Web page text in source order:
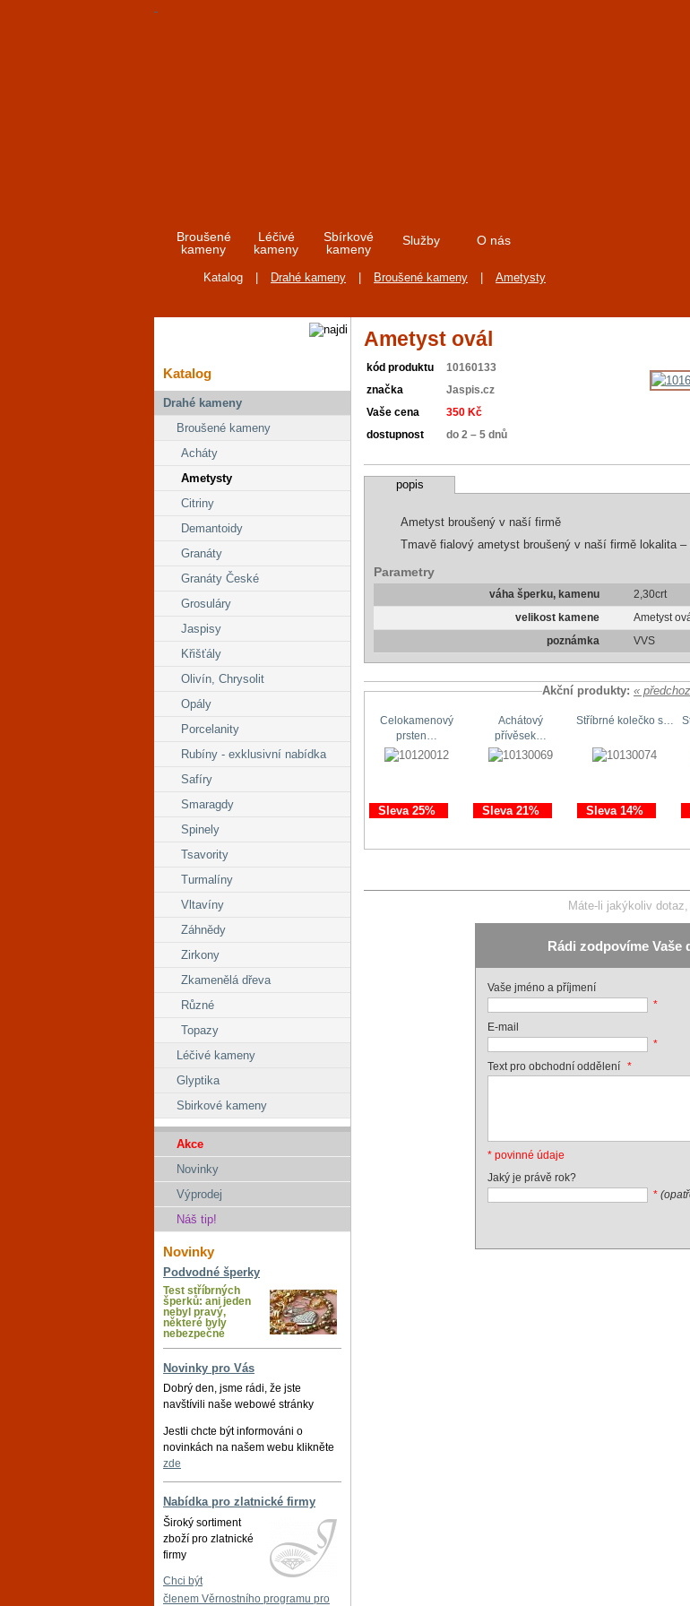
Broušené
kameny
Léčivé
kameny
Sbírkové
kameny
Služby O nás
Katalog Drahé kameny Broušené kameny Ametysty
Katalog
Drahé kameny
Broušené kameny
Acháty
Ametysty
Citriny
Demantoidy
Granáty
Granáty České
Grosuláry
Jaspisy
Křišťály
Olivín, Chrysolit
Opály
Porcelanity
Rubíny - exklusivní nabídka
Safíry
Smaragdy
Spinely
Tsavority
Turmalíny
Vltavíny
Záhnědy
Zirkony
Zkamenělá dřeva
Různé
Topazy
Léčivé kameny
Glyptika
Sbirkové kameny
Akce
Novinky
Výprodej
Náš tip!
Novinky
Podvodné šperky
Test stříbrných
šperků: ani jeden
nebyl pravý,
některé byly
nebezpečné
Novinky pro Vás
Dobrý den, jsme rádi, že jste
navštívili naše webowé stránky
Jestli chcte být informováni o
novinkách na našem webu klikněte
zde
Nabídka pro zlatnické firmy
Široký sortiment
zboží pro zlatnické
firmy
Chci být
členem Věrnostního programu pro
Ametyst ovál
kód produktu 10160133
značka Jaspis.cz
Vaše cena 350 Kč
dostupnost do 2 – 5 dnů
popis
Ametyst broušený v naší firmě
Tmavě fialový ametyst broušený v naší firmě lokalita –
Parametry
váha šperku, kamenu 2,30crt
velikost kamene Ametyst
poznámka VVS
Akční produkty: «
Celokamenový
prsten…
Sleva 25%
Achátový
přívěsek…
Sleva 21%
Stříbrné kolečko s…
Sleva 14%
Máte-li jakýkoliv
Rádi zodpovíme Vaše
Vaše jméno a příjmení
*
E-mail
*
Text pro obchodní oddělení *
* povinné údaje
Jaký je právě rok?
*